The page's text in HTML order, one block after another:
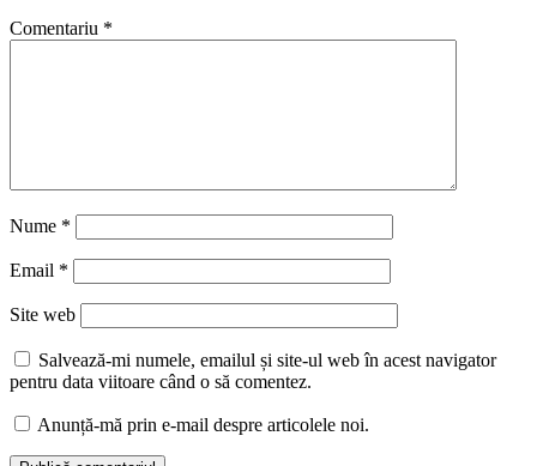
Comentariu *
Nume *
Email *
Site web
Salvează-mi numele, emailul și site-ul web în acest navigator
pentru data viitoare când o să comentez.
Anunță-mă prin e-mail despre articolele noi.